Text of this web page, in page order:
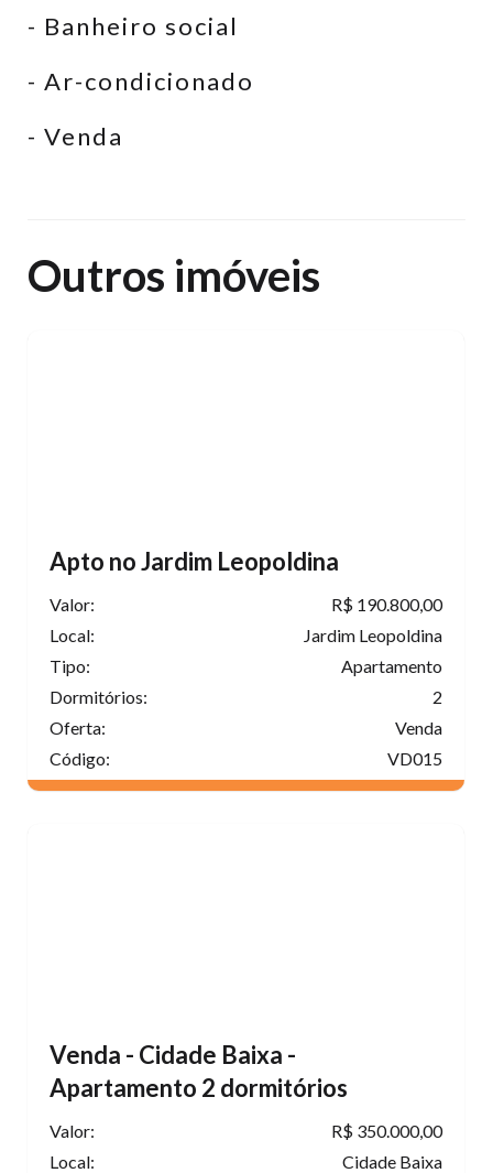
- Banheiro social
- Ar-condicionado
- Venda
Outros imóveis
Apto no Jardim Leopoldina
Tipo: Apartamento
Oferta: Venda
Valor: R$ 190.800,00
Dormitórios: 2
Local: Jardim Leopoldina
Código: VD015
Venda - Cidade Baixa -
Apartamento 2 dormitórios
Valor: R$ 350.000,00
Local: Cidade Baixa